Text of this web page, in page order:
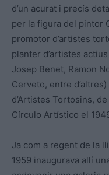
d’un acurat i precís
per la figura del pintor
promotor d’artistes
planter d’artistes
Josep Benet, Ramon
Cerveto, entre
d’Artistes Tortosins,
Círculo Artístico el
Ja com a regent de la
1959 inaugurava allí